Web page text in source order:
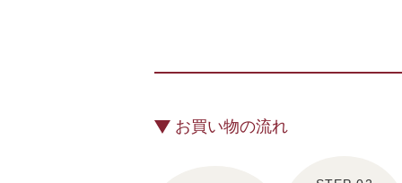
お買い物の流れ